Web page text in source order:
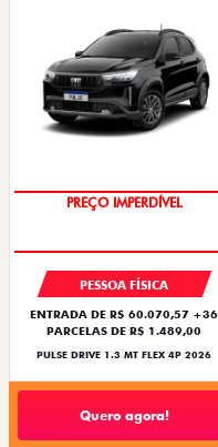
PESSOA FÍSICA
ENTRADA DE R$ 60.070,57 +36
PARCELAS DE R$ 1.489,00
PULSE DRIVE 1.3 MT FLEX 4P 2026
Quero agora!